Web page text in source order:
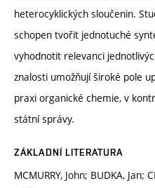
heterocyklických sloučenin.
schopen tvořit jednotuché
vyhodnotit relevanci
znalosti umožňují široké pole
praxi organické chemie, v
státní správy.
ZÁKLADNÍ LITERATURA
MCMURRY, John; BUDKA, Jan;